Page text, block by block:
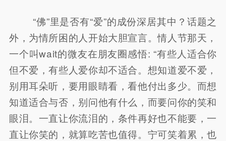
“佛”里是否有“爱”的成份深居其中？话题之
外，为情所困的人开始大胆宣言。情人节那天，
一个叫wait的微友在朋友圈感悟: “有些人适合你
但不爱，有些人爱你却不适合。想知道爱不爱，
别用耳朵听，要用眼睛看，看他付出多少。而想
知道适合与否，别问他有什么，而要问你的笑和
眼泪。一直让你流泪的，条件再好也不能要，一
直让你笑的，就算吃苦也值得。宁可笑着累，也